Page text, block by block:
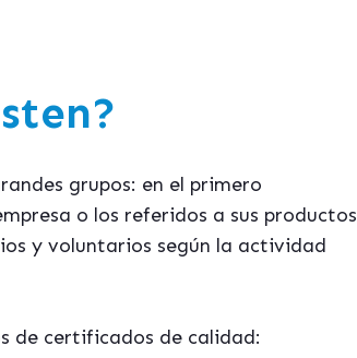
grupos: en el primero
o los referidos a sus productos
y voluntarios según la actividad
de certificados de calidad: